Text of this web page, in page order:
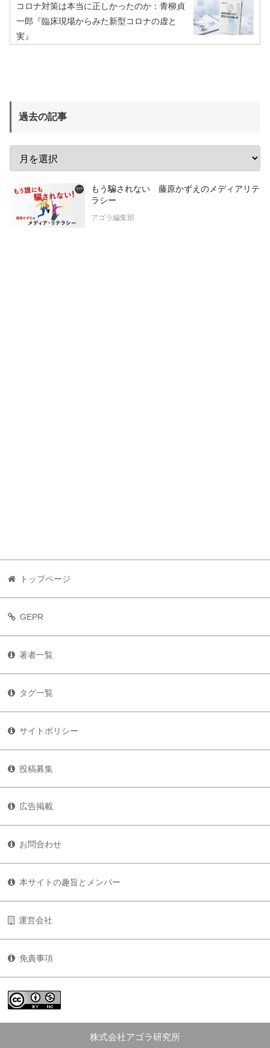
コロナ対策は本当に正しかったのか：青柳貞
一郎『臨床現場からみた新型コロナの虚と
実』
過去の記事
もう騙されない 藤原かずえのメディアリテ
ラシー
アゴラ編集部
トップページ
GEPR
著者一覧
タグ一覧
サイトポリシー
投稿募集
広告掲載
お問合わせ
本サイトの趣旨とメンバー
運営会社
免責事項
株式会社アゴラ研究所